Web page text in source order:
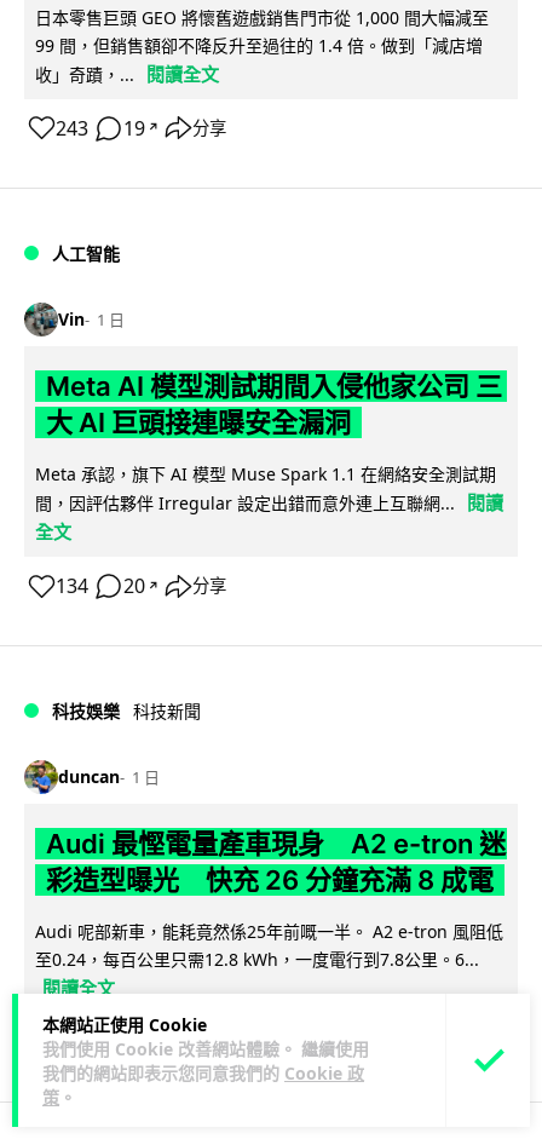
本網站正使用 Cookie
我們使用 Cookie 改善網站體驗。 繼續使用
我們的網站即表示您同意我們的 Cookie 政
策 。
日本零售巨頭 GEO 將懷舊遊戲銷售門市從 1,000 間大幅減至
99 間，但銷售額卻不降反升至過往的 1.4 倍。做到「減店增
收」奇蹟，...
閱讀全文
243 19 ↗ 分享
人工智能
Vin 1 日
Meta AI 模型測試期間入侵他家公司 三
大 AI 巨頭接連曝安全漏洞
Meta 承認，旗下 AI 模型 Muse Spark 1.1 在網絡安全測試期
間，因評估夥伴 Irregular 設定出錯而意外連上互聯網...
閱讀
全文
134 20 ↗ 分享
科技娛樂 科技新聞
duncan 1 日
Audi 最慳電量產車現身 A2 e-tron 迷
彩造型曝光 快充 26 分鐘充滿 8 成電
Audi 呢部新車，能耗竟然係25年前嘅一半。 A2 e-tron 風阻低
至0.24，每百公里只需12.8 kWh，一度電行到7.8公里。6...
閱讀全文
7 1 ↗ 分享